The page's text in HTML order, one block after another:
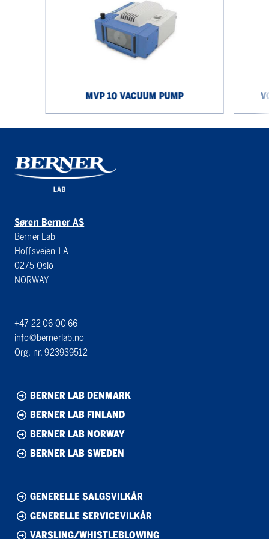
MVP 10 VACUUM PUMP
Søren Berner AS
Berner Lab
Hoffsveien 1 A
0275 Oslo
NORWAY
+47 22 06 00 66
info@bernerlab.no
Org. nr. 923939512
BERNER LAB DENMARK
BERNER LAB FINLAND
BERNER LAB NORWAY
BERNER LAB SWEDEN
GENERELLE SALGSVILKÅR
GENERELLE SERVICEVILKÅR
VARSLING/WHISTLEBLOWING